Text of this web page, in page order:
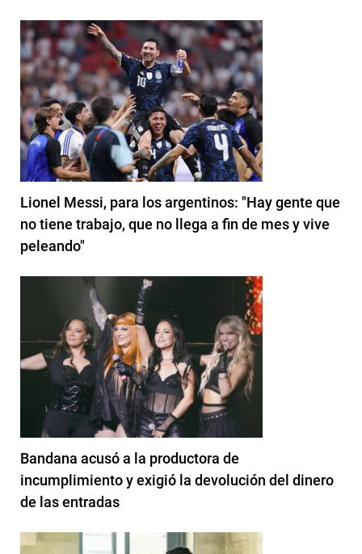
Lionel Messi, para los argentinos: "Hay gente que
no tiene trabajo, que no llega a fin de mes y vive
peleando"
Bandana acusó a la productora de
incumplimiento y exigió la devolución del dinero
de las entradas